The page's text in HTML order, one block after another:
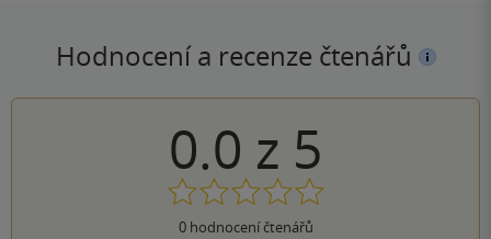
Hodnocení a recenze čtenářů
0.0 z 5
0hodnocení čtenářů